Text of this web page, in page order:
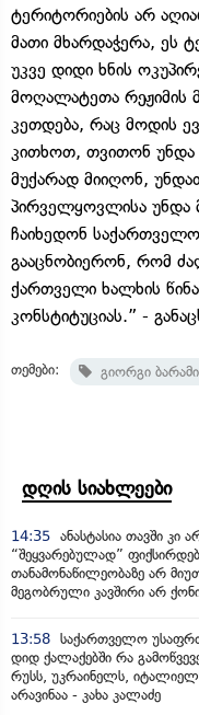
ტერიტორიების არ
მათი მხარდაჭერა, ეს
უკვე დიდი ხნის
მოღალატეთა რეჟიმის
კეთდება, რაც მოდის
კითხოთ, თვითონ უნდა
მუქარად მიიღონ,
პირველყოვლისა უნდა
ჩაიხედონ
გააცნობიერონ, რომ
ქართველი ხალხის
კონსტიტუციას.” -
თემები: გიორგი
დღის სიახლეები
14:35 ანასტასია თავში კი
“შეყვარებულად”
თანამონაწილეობაზე არ
მეგობრული კავშირი არ
13:58 საქართველო
დიდ ქალაქებში რა
რუსს, უკრაინელს,
არავინაა - კახა კალაძე